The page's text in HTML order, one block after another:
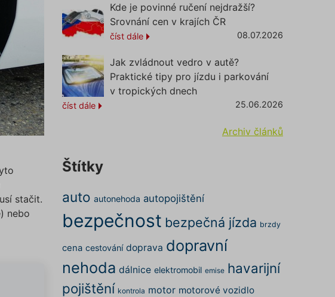
stačit.
nebo
Kde je povinné ručení nejdražší?
Srovnání cen v krajích ČR
číst dále 08.07.2026
Jak zvládnout vedro v autě?
Praktické tipy pro jízdu i parkování
v tropických dnech
číst dále 25.06.2026
Archiv článků
Štítky
auto autonehoda autopojištění
bezpečnost bezpečná jízda brzdy
cena cestování doprava dopravní
nehoda dálnice elektromobil emise havarijní
pojištění kontrola motor motorové vozidlo